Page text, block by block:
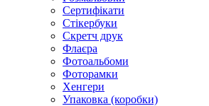
Сертифікати
Стікербуки
Скретч друк
Флаєра
Фотоальбоми
Фоторамки
Хенгери
Упаковка (коробки)